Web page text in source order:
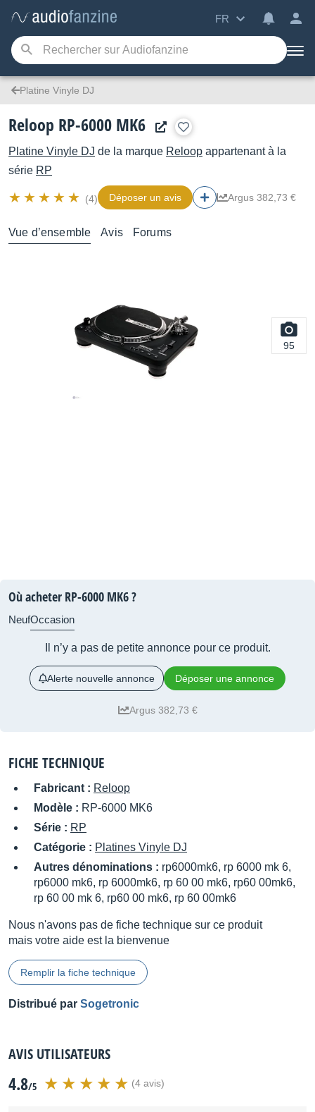
FR
Platine Vinyle DJ
Reloop RP-6000 MK6
Platine Vinyle DJ de la marque Reloop appartenant à la
série RP
(4) Déposer un avis Argus 382,73 €
Vue d’ensemble Avis Forums
95
Où acheter RP-6000 MK6 ?
NeufOccasion
Il n’y a pas de petite annonce pour ce produit.
Alerte nouvelle annonce Déposer une annonce
Argus 382,73 €
FICHE TECHNIQUE
Fabricant : Reloop
Modèle : RP-6000 MK6
Série : RP
Catégorie : Platines Vinyle DJ
Autres dénominations : rp6000mk6, rp 6000 mk 6,
rp6000 mk6, rp 6000mk6, rp 60 00 mk6, rp60 00mk6,
rp 60 00 mk 6, rp60 00 mk6, rp 60 00mk6
Nous n'avons pas de fiche technique sur ce produit
mais votre aide est la bienvenue
Remplir la fiche technique
Distribué par Sogetronic
AVIS UTILISATEURS
4.8/5 (4 avis)